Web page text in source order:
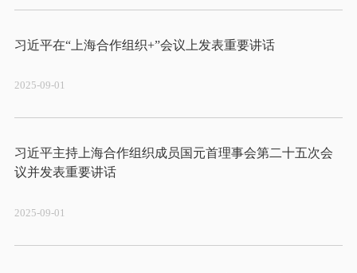
习近平在“上海合作组织+”会议上发表重要讲话
2025-09-01
习近平主持上海合作组织成员国元首理事会第二十五次会
议并发表重要讲话
2025-09-01